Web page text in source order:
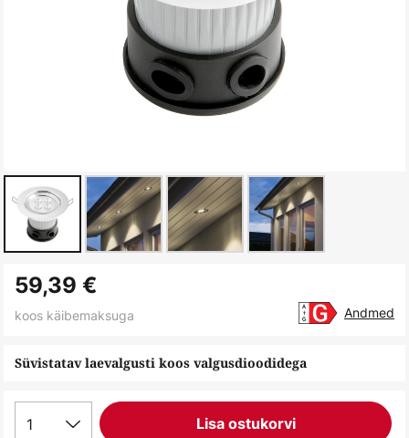
to
the
of
images
gallery
Süvistatav laevalgusti koos valgusdioodidega
59,39 €
koos käibemaksuga Andmed
1 Lisa ostukorvi